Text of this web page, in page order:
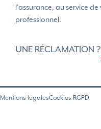
l’assurance, au service
professionnel.
UNE RÉCLAMATION ?
Mentions légalesCookies RGPD